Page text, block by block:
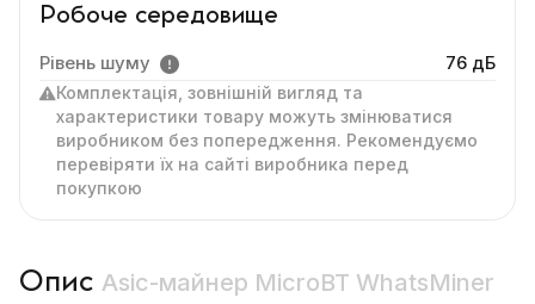
Робоче середовище
Рівень шуму 76 дБ
Комплектація, зовнішній вигляд та
характеристики товару можуть змінюватися
виробником без попередження. Рекомендуємо
перевіряти їх на сайті виробника перед
покупкою
Опис Asic-майнер MicroBT WhatsMiner